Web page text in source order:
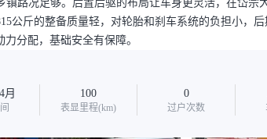
镇路况足够。后置后驱的布局让车身更灵活，在岱宗
公斤的整备质量轻，对轮胎和刹车系统的负担小，
力分配，基础安全有保障。
月 100
表显里程(km)
0
过户次数